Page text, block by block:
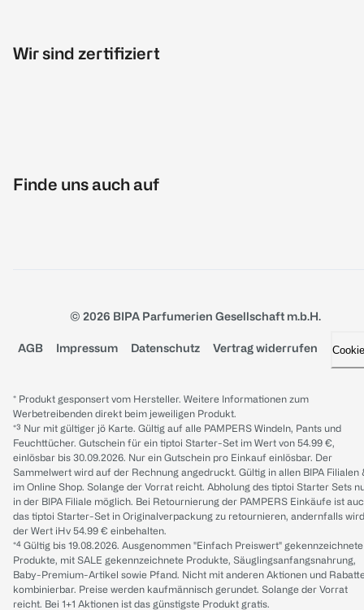
Wir sind zertifiziert
Finde uns auch auf
© 2026 BIPA Parfumerien Gesellschaft m.b.H.
AGB Impressum Datenschutz Vertrag widerrufen
* Produkt gesponsert vom Hersteller. Weitere Informationen zum
Werbetreibenden direkt beim jeweiligen Produkt.
*³ Nur mit gültiger jö Karte. Gültig auf alle PAMPERS Windeln, Pants und
Feuchttücher. Gutschein für ein tiptoi Starter-Set im Wert von 54.99 €,
einlösbar bis 30.09.2026. Nur ein Gutschein pro Einkauf einlösbar. Der
Sammelwert wird auf der Rechnung angedruckt. Gültig in allen BIPA Filialen
im Online Shop. Solange der Vorrat reicht. Abholung des tiptoi Starter Sets
in der BIPA Filiale möglich. Bei Retournierung der PAMPERS Einkäufe ist
das tiptoi Starter-Set in Originalverpackung zu retournieren, andernfalls wird
der Wert iHv 54.99 € einbehalten.
*⁴ Gültig bis 19.08.2026. Ausgenommen "Einfach Preiswert" gekennzeichnete
Produkte, mit SALE gekennzeichnete Produkte, Säuglingsanfangsnahrung,
Baby-Premium-Artikel sowie Pfand. Nicht mit anderen Aktionen und
kombinierbar. Preise werden kaufmännisch gerundet. Solange der Vorrat
reicht. Bei 1+1 Aktionen ist das günstigste Produkt gratis.